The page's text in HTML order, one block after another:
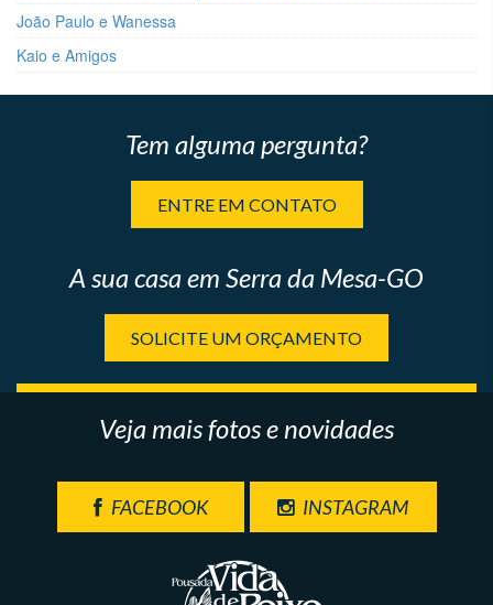
João Paulo e Wanessa
Kaio e Amigos
Tem alguma pergunta?
ENTRE EM CONTATO
A sua casa em Serra da Mesa-GO
SOLICITE UM ORÇAMENTO
Veja mais fotos e novidades
FACEBOOK INSTAGRAM